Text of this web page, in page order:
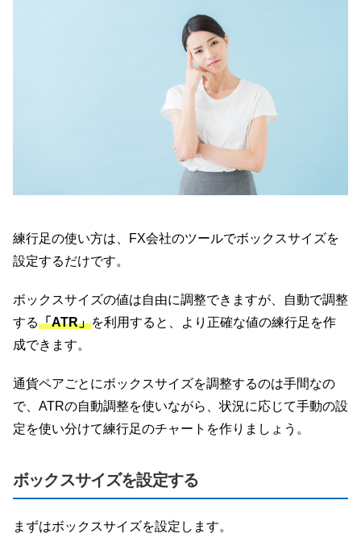
練行足の使い方は、FX会社のツールでボックスサイズを
設定するだけです。
ボックスサイズの値は自由に調整できますが、自動で調整
する「ATR」を利用すると、より正確な値の練行足を作
成できます。
通貨ペアごとにボックスサイズを調整するのは手間なの
で、ATRの自動調整を使いながら、状況に応じて手動の設
定を使い分けて練行足のチャートを作りましょう。
ボックスサイズを設定する
まずはボックスサイズを設定します。